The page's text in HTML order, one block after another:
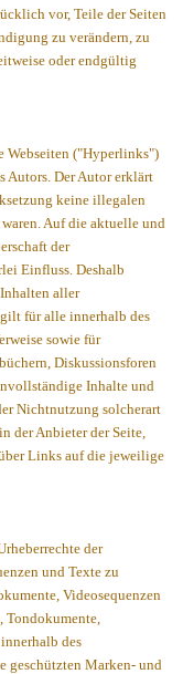
vor, Teile der Seiten
zu verändern, zu
oder endgültig
Webseiten ("Hyperlinks")
Autors. Der Autor erklärt
keine illegalen
Auf die aktuelle und
der
Einfluss. Deshalb
aller
für alle innerhalb des
sowie für
Diskussionsforen
Inhalte und
Nichtnutzung solcherart
der Anbieter der Seite,
Links auf die jeweilige
der
und Texte zu
Videosequenzen
Tondokumente,
des
geschützten Marken- und